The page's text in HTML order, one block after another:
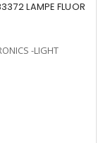
LAMPE FLUOR
-LIGHT